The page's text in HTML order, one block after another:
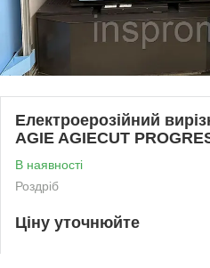
Електроерозійний
AGIE AGIECUT
В наявності
Роздріб
Ціну уточнюйте